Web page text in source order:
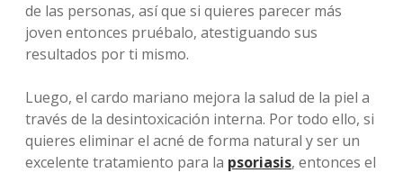
de las personas, así que si quieres parecer más
joven entonces pruébalo, atestiguando sus
resultados por ti mismo.
Luego, el cardo mariano mejora la salud de la piel a
través de la desintoxicación interna. Por todo ello, si
quieres eliminar el acné de forma natural y ser un
excelente tratamiento para la psoriasis, entonces el